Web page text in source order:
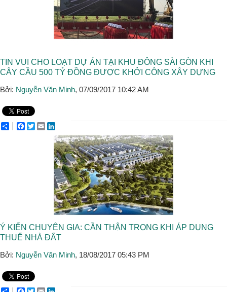
TIN VUI CHO LOẠT DỰ ÁN TẠI KHU ĐÔNG SÀI GÒN KHI
CÂY CẦU 500 TỶ ĐỒNG ĐƯỢC KHỞI CÔNG XÂY DỰNG
Bởi: Nguyễn Văn Minh, 07/09/2017 10:42 AM
ShareFacebook
Twitter
Email
Ý KIẾN CHUYÊN GIA: CẦN THẬN TRỌNG KHI ÁP DỤNG
THUẾ NHÀ ĐẤT
Bởi: Nguyễn Văn Minh, 18/08/2017 05:43 PM